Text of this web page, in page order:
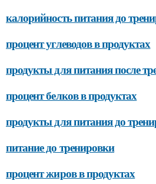
калорийность питания до
процент углеводов в продуктах
продукты для питания после
процент белков в продуктах
продукты для питания до
питание до тренировки
процент жиров в продуктах